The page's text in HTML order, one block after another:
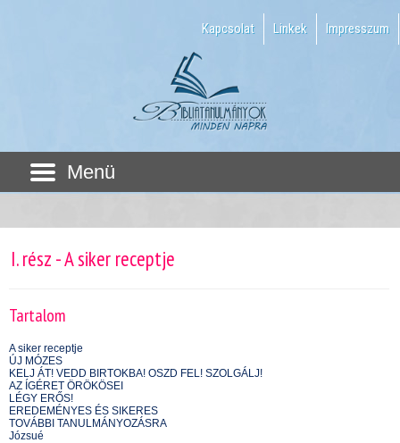
Kapcsolat Linkek Impresszum
Menü
I. rész - A siker receptje
Tartalom
A siker receptje
ÚJ MÓZES
KELJ ÁT! VEDD BIRTOKBA! OSZD FEL! SZOLGÁLJ!
AZ ÍGÉRET ÖRÖKÖSEI
LÉGY ERŐS!
EREDEMÉNYES ÉS SIKERES
TOVÁBBI TANULMÁNYOZÁSRA
Józsué